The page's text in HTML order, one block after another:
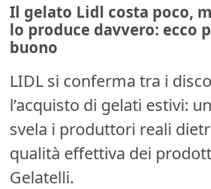
Il gelato Lidl costa poco,
lo produce davvero: ecco
buono
LIDL si conferma tra i
l’acquisto di gelati estivi:
svela i produttori reali
qualità effettiva dei
Gelatelli.